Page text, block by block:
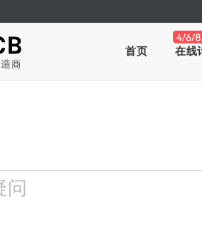
首页 在线